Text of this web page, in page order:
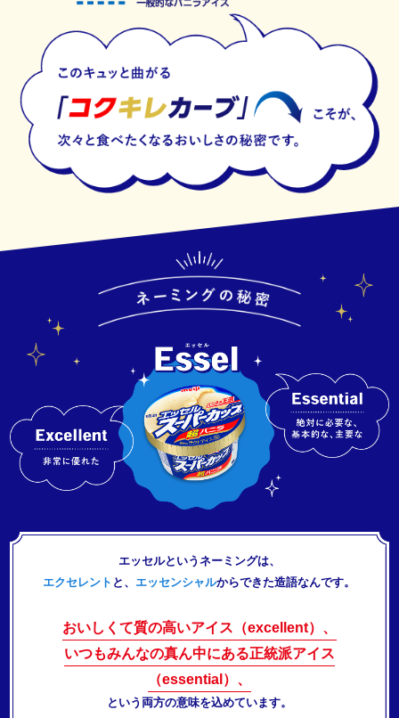
エッセルというネーミングは、
エクセレント と、 エッセンシャルからできた造語なんです。
おいしくて質の高いアイス（excellent）、
いつもみんなの真ん中にある正統派アイス
（essential）、
という両方の意味を込めています。